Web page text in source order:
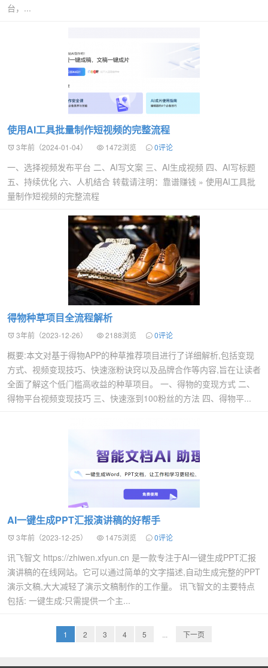
台，...
使用AI工具批量制作短视频的完整流程
3年前（2024-01-04） 1472浏览 0评论
一、选择视频发布平台 二、AI写文案 三、AI生成视频 四、AI写标题
五、持续优化 六、人机结合 转载请注明：靠谱赚钱 » 使用AI工具批
量制作短视频的完整流程
得物种草项目全流程解析
3年前（2023-12-26） 2188浏览 0评论
概要:本文对基于得物APP的种草推荐项目进行了详细解析,包括变现
方式、视频变现技巧、快速涨粉诀窍以及品牌合作等内容,旨在让读者
全面了解这个低门槛高收益的种草项目。 一、得物的变现方式 二、
得物平台视频变现技巧 三、快速涨到100粉丝的方法 四、得物平...
AI一键生成PPT汇报演讲稿的好帮手
3年前（2023-12-25） 1475浏览 0评论
讯飞智文 https://zhiwen.xfyun.cn 是一款专注于AI一键生成PPT汇报
演讲稿的在线网站。它可以通过简单的文字描述,自动生成完整的PPT
演示文稿,大大减轻了演示文稿制作的工作量。 讯飞智文的主要特点
包括: 一键生成:只需提供一个主...
1 2 3 4 5 下一页